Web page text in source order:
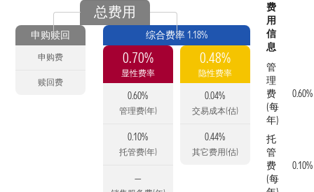
总费用
申购赎回
申购费
赎回费
综合费率 1.18%
0.70%
显性费率
0.60%
管理费(年)
0.10%
托管费(年)
—
0.48%
隐性费率
0.04%
交易成本(估)
0.44%
其它费用(估)
费
用
信
息
管
理
费
(每
年)
0.60%
托
管
费
(每
0.10%